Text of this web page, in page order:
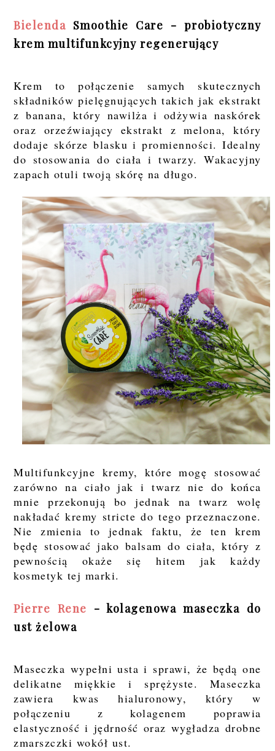
Bielenda Smoothie Care - probiotyczny
krem multifunkcyjny regenerujący
Krem to połączenie samych skutecznych
składników pielęgnujących takich jak ekstrakt
z banana, który nawilża i odżywia naskórek
oraz orzeźwiający ekstrakt z melona, który
dodaje skórze blasku i promienności. Idealny
do stosowania do ciała i twarzy. Wakacyjny
zapach otuli twoją skórę na długo.
Multifunkcyjne kremy, które mogę stosować
zarówno na ciało jak i twarz nie do końca
mnie przekonują bo jednak na twarz wolę
nakładać kremy stricte do tego przeznaczone.
Nie zmienia to jednak faktu, że ten krem
będę stosować jako balsam do ciała, który z
pewnością okaże się hitem jak każdy
kosmetyk tej marki.
Pierre Rene - kolagenowa maseczka do
ust żelowa
Maseczka wypełni usta i sprawi, że będą one
delikatne miękkie i sprężyste. Maseczka
zawiera kwas hialuronowy, który w
połączeniu z kolagenem poprawia
elastyczność i jędrność oraz wygładza drobne
zmarszczki wokół ust.